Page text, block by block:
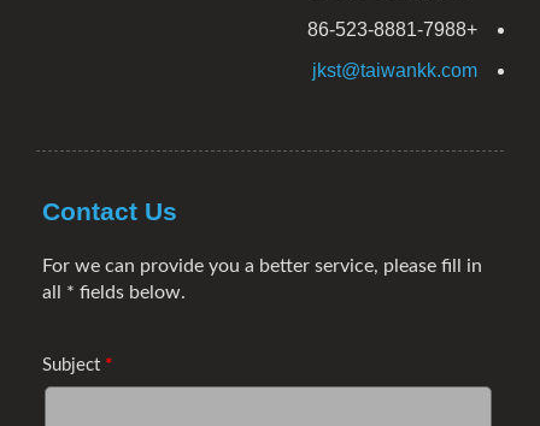
+86-523-8881-7988
jkst@taiwankk.com